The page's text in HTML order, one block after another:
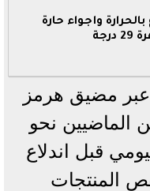
وأجواء حارة
عبر مضيق هرمز
نحو
قبل اندلاع
المنتجات